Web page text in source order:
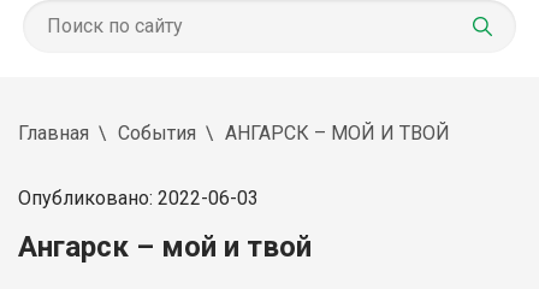
Главная События АНГАРСК – МОЙ И ТВОЙ
Опубликовано: 2022-06-03
Ангарск – мой и твой